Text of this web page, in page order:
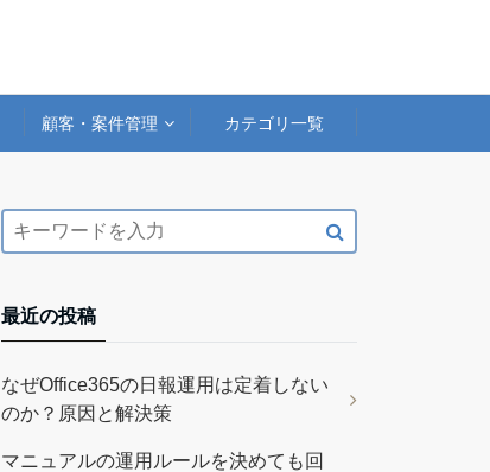
顧客・案件管理 カテゴリ一覧
最近の投稿
なぜOffice365の日報運用は定着しない
のか？原因と解決策
マニュアルの運用ルールを決めても回